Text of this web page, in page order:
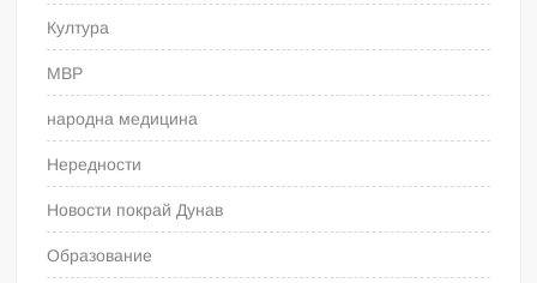
Култура
МВР
народна медицина
Нередности
Новости покрай Дунав
Образование